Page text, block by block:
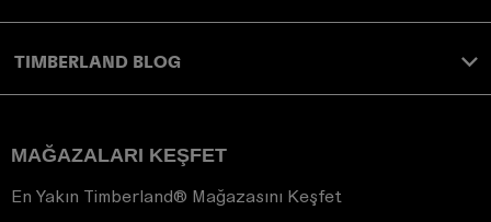
TIMBERLAND BLOG
MAĞAZALARI KEŞFET
En Yakın Timberland® Mağazasını Keşfet